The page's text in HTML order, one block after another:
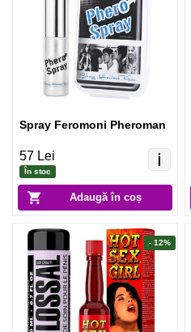
Adaugă în coș
ℹ️
Spray Feromoni Pheroman
57 Lei
În stoc
- 12%